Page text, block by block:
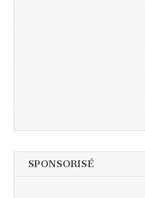
SPONSORISÉ